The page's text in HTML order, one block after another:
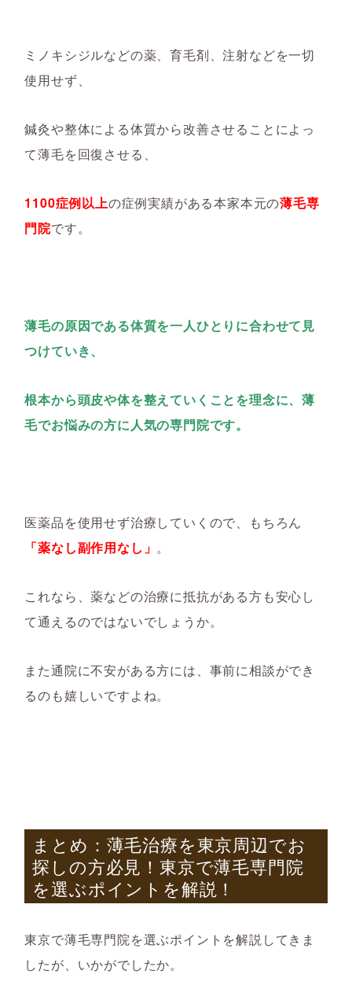
ミノキシジルなどの薬、育毛剤、注射などを一切
使用せず、
鍼灸や整体による体質から改善させることによっ
て薄毛を回復させる、
1100症例以上の症例実績がある本家本元の薄毛専
門院です。
薄毛の原因である体質を一人ひとりに合わせて見
つけていき、
根本から頭皮や体を整えていくことを理念に、薄
毛でお悩みの方に人気の専門院です。
医薬品を使用せず治療していくので、もちろん
「薬なし副作用なし」 。
これなら、薬などの治療に抵抗がある方も安心し
て通えるのではないでしょうか。
また通院に不安がある方には、事前に相談ができ
るのも嬉しいですよね。
まとめ：薄毛治療を東京周辺でお
探しの方必見！東京で薄毛専門院
を選ぶポイントを解説！
東京で薄毛専門院を選ぶポイントを解説してきま
したが、いかがでしたか。